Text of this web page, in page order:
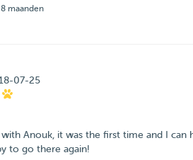
maanden
07-25
with Anouk, it was the first time and I
to go there again!